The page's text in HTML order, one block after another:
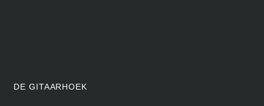
DE GITAARHOEK